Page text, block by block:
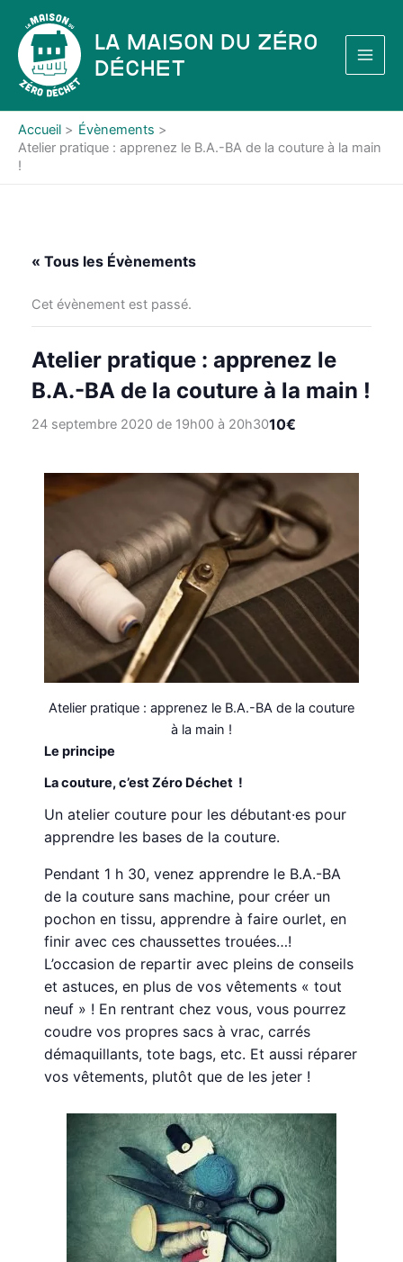
contenu
La Maison du Zéro
Déchet
Accueil
Évènements
Atelier pratique : apprenez le B.A.-BA de la couture à la main
!
« Tous les Évènements
Cet évènement est passé.
Atelier pratique : apprenez le
B.A.-BA de la couture à la main !
24 septembre 2020 de 19h00à 20h3010€
Atelier pratique : apprenez le B.A.-BA de la couture
à la main !
Le principe
La couture, c’est Zéro Déchet !
Un atelier couture pour les débutant·es pour
apprendre les bases de la couture.
Pendant 1 h 30, venez apprendre le B.A.-BA
de la couture sans machine, pour créer un
pochon en tissu, apprendre à faire ourlet, en
finir avec ces chaussettes trouées…!
L’occasion de repartir avec pleins de conseils
et astuces, en plus de vos vêtements « tout
neuf » ! En rentrant chez vous, vous pourrez
coudre vos propres sacs à vrac, carrés
démaquillants, tote bags, etc. Et aussi réparer
vos vêtements, plutôt que de les jeter !